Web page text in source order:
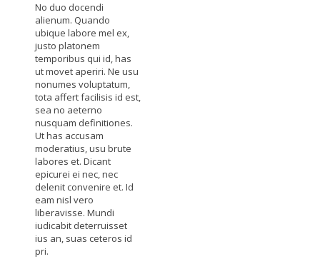
No duo docendi
alienum. Quando
ubique labore mel ex,
justo platonem
temporibus qui id, has
ut movet aperiri. Ne usu
nonumes voluptatum,
tota affert facilisis id est,
sea no aeterno
nusquam definitiones.
Ut has accusam
moderatius, usu brute
labores et. Dicant
epicurei ei nec, nec
delenit convenire et. Id
eam nisl vero
liberavisse. Mundi
iudicabit deterruisset
ius an, suas ceteros id
pri.